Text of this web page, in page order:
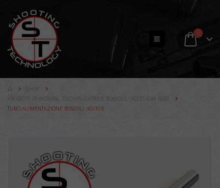
0
PRODOTTI STANDARD , DECAPSULATRICE BOSSOLI ,
ACCESSORI ADM
TUBO ALIMENTAZIONE BOSSOLI .45/308